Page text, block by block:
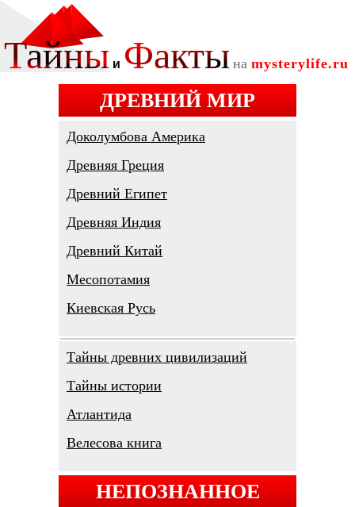
ДРЕВНИЙ МИР
Доколумбова Америка
Древняя Греция
Древний Египет
Древняя Индия
Древний Китай
Месопотамия
Киевская Русь
Тайны древних цивилизаций
Тайны истории
Атлантида
Велесова книга
НЕПОЗНАННОЕ